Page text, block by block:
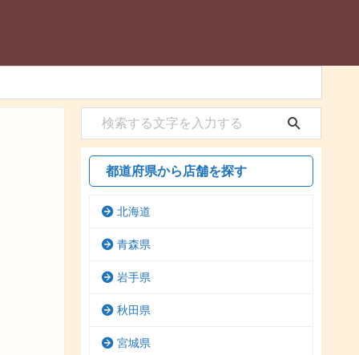
都道府県から店舗を探す
北海道
青森県
岩手県
秋田県
宮城県